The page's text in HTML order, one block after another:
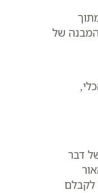
של
דבר
לקבלם